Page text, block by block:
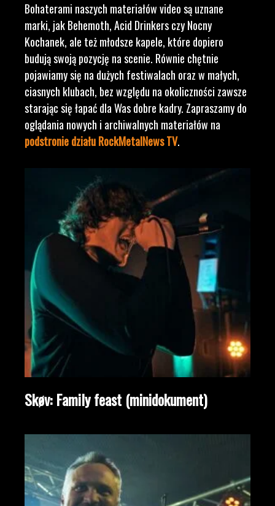
Bohaterami naszych materiałów video są uznane
marki, jak Behemoth, Acid Drinkers czy Nocny
Kochanek, ale też młodsze kapele, które dopiero
budują swoją pozycję na scenie. Równie chętnie
pojawiamy się na dużych festiwalach oraz w małych,
ciasnych klubach, bez względu na okoliczności zawsze
starając się łapać dla Was dobre kadry. Zapraszamy do
oglądania nowych i archiwalnych materiałów na
podstronie działu RockMetalNews TV.
Skøv: Family feast (minidokument)